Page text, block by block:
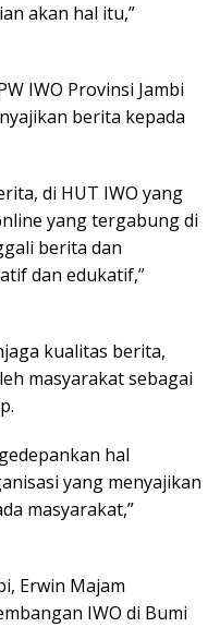
akan hal itu,”
IWO Provinsi Jambi
berita kepada
di HUT IWO yang
yang tergabung di
berita dan
dan edukatif,”
kualitas berita,
masyarakat sebagai
hal
yang menyajikan
masyarakat,”
Erwin Majam
IWO di Bumi